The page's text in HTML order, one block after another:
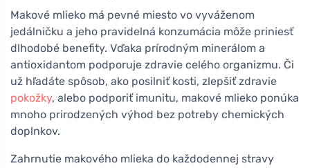
Makové mlieko má pevné miesto vo vyváženom
jedálničku a jeho pravidelná konzumácia môže priniesť
dlhodobé benefity. Vďaka prírodným minerálom a
antioxidantom podporuje zdravie celého organizmu. Či
už hľadáte spôsob, ako posilniť kosti, zlepšiť zdravie
pokožky, alebo podporiť imunitu, makové mlieko ponúka
mnoho prirodzených výhod bez potreby chemických
doplnkov.
Zahrnutie makového mlieka do každodennej stravy